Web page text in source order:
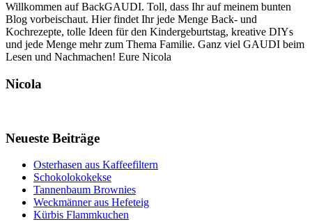
Willkommen auf BackGAUDI. Toll, dass Ihr auf meinem bunten
Blog vorbeischaut. Hier findet Ihr jede Menge Back- und
Kochrezepte, tolle Ideen für den Kindergeburtstag, kreative DIYs
und jede Menge mehr zum Thema Familie. Ganz viel GAUDI beim
Lesen und Nachmachen! Eure Nicola
Nicola
Neueste Beiträge
Osterhasen aus Kaffeefiltern
Schokolokokekse
Tannenbaum Brownies
Weckmänner aus Hefeteig
Kürbis Flammkuchen